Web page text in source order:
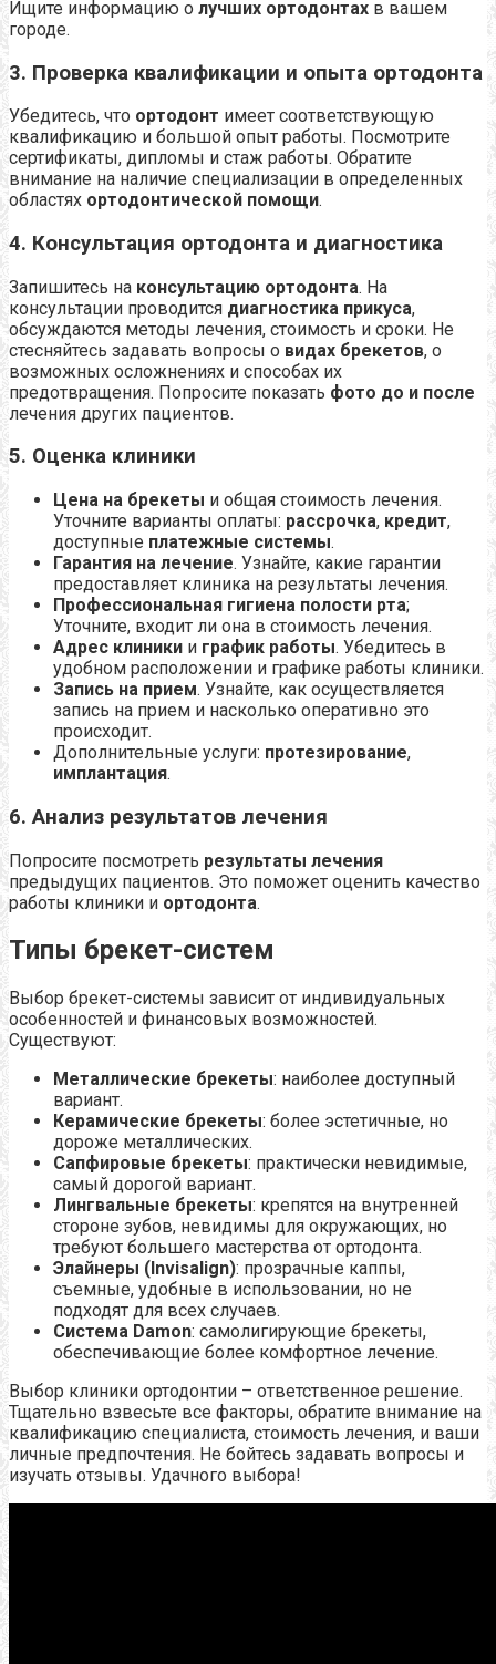
Ищите информацию о лучших ортодонтах в вашем
городе.
3. Проверка квалификации и опыта ортодонта
Убедитесь, что ортодонт имеет соответствующую
квалификацию и большой опыт работы. Посмотрите
сертификаты, дипломы и стаж работы. Обратите
внимание на наличие специализации в определенных
областях ортодонтической помощи.
4. Консультация ортодонта и диагностика
Запишитесь на консультацию ортодонта. На
консультации проводится диагностика прикуса,
обсуждаются методы лечения, стоимость и сроки. Не
стесняйтесь задавать вопросы о видах брекетов, о
возможных осложнениях и способах их
предотвращения. Попросите показать фото до и после
лечения других пациентов.
5. Оценка клиники
Цена на брекеты и общая стоимость лечения.
Уточните варианты оплаты: рассрочка, кредит,
доступные платежные системы.
Гарантия на лечение. Узнайте, какие гарантии
предоставляет клиника на результаты лечения.
Профессиональная гигиена полости рта;
Уточните, входит ли она в стоимость лечения.
Адрес клиники и график работы. Убедитесь в
удобном расположении и графике работы клиники.
Запись на прием. Узнайте, как осуществляется
запись на прием и насколько оперативно это
происходит.
Дополнительные услуги: протезирование,
имплантация.
6. Анализ результатов лечения
Попросите посмотреть результаты лечения
предыдущих пациентов. Это поможет оценить качество
работы клиники и ортодонта.
Типы брекет-систем
Выбор брекет-системы зависит от индивидуальных
особенностей и финансовых возможностей.
Существуют:
Металлические брекеты: наиболее доступный
вариант.
Керамические брекеты: более эстетичные, но
дороже металлических.
Сапфировые брекеты: практически невидимые,
самый дорогой вариант.
Лингвальные брекеты: крепятся на внутренней
стороне зубов, невидимы для окружающих, но
требуют большего мастерства от ортодонта.
Элайнеры (Invisalign): прозрачные каппы,
съемные, удобные в использовании, но не
подходят для всех случаев.
Система Damon: самолигирующие брекеты,
обеспечивающие более комфортное лечение.
Выбор клиники ортодонтии – ответственное решение.
Тщательно взвесьте все факторы, обратите внимание на
квалификацию специалиста, стоимость лечения, и ваши
личные предпочтения. Не бойтесь задавать вопросы и
изучать отзывы. Удачного выбора!